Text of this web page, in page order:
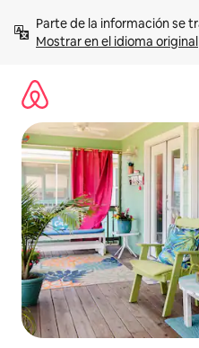
contenidoMostrar en el idioma original